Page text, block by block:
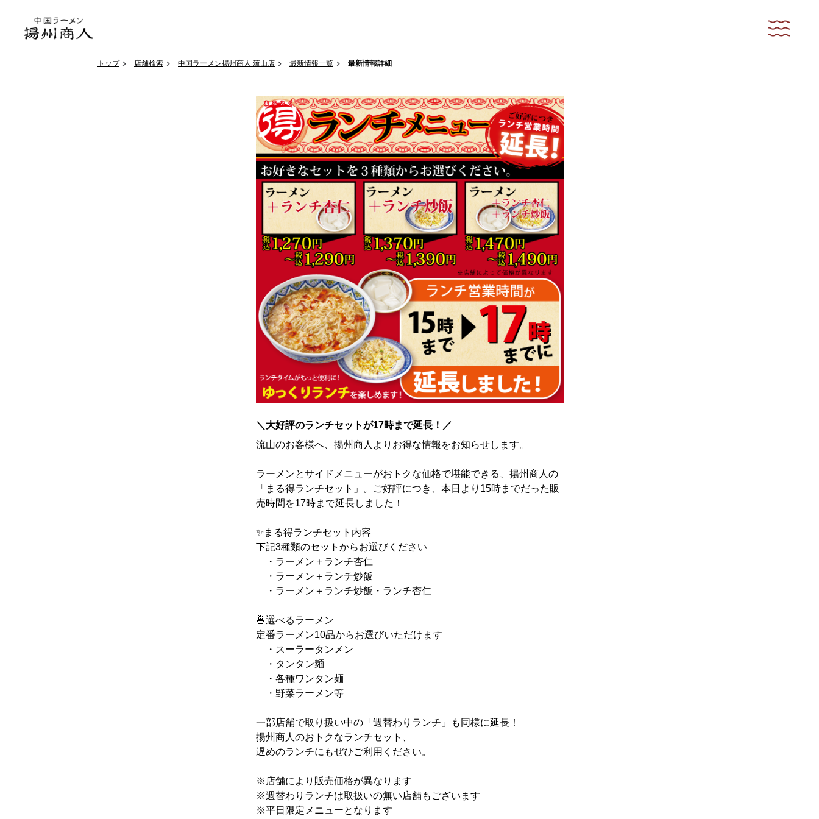
トップ 店舗検索 中国ラーメン揚州商人 流山店 最新情報一覧 最新情報詳細
＼大好評のランチセットが17時まで延長！／
流山のお客様へ、揚州商人よりお得な情報をお知らせします。
ラーメンとサイドメニューがおトクな価格で堪能できる、揚州商人の
「まる得ランチセット」。ご好評につき、本日より15時までだった販
売時間を17時まで延長しました！
✨まる得ランチセット内容
下記3種類のセットからお選びください
・ラーメン＋ランチ杏仁
・ラーメン＋ランチ炒飯
・ラーメン＋ランチ炒飯・ランチ杏仁
🍜選べるラーメン
定番ラーメン10品からお選びいただけます
・スーラータンメン
・タンタン麺
・各種ワンタン麺
・野菜ラーメン等
一部店舗で取り扱い中の「週替わりランチ」も同様に延長！
揚州商人のおトクなランチセット、
遅めのランチにもぜひご利用ください。
※店舗により販売価格が異なります
※週替わりランチは取扱いの無い店舗もございます
※平日限定メニューとなります